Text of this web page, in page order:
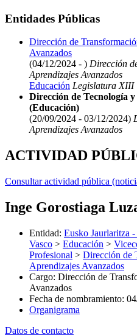
Entidades Públicas
Dirección de
Avanzados
(04/12/2024 - ) Dirección
Aprendizajes Avanzados
Educación Legislatura XIII
Dirección de Tecnología
(Educación)
(20/09/2024 - 03/12/2024)
Aprendizajes Avanzados
ACTIVIDAD
Consultar actividad pública
Inge Gorostiaga
Entidad: Eusko Jaurlaritza
Vasco > Educación >
Profesional > Dirección de
Aprendizajes Avanzados
Cargo: Dirección de
Avanzados
Fecha de nombramiento:
Organigrama
Datos de contacto